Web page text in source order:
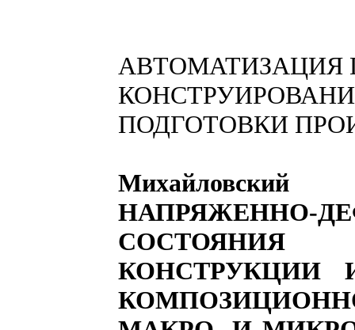
АВТОМАТИЗАЦИЯ
ПОДГОТОВКИ
НАПРЯЖЕННО-
КОНСТРУКЦИИ